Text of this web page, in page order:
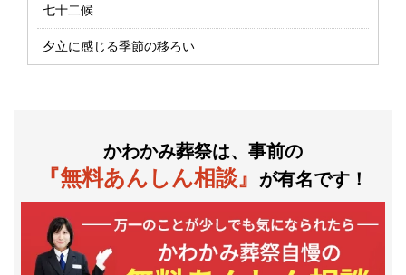
七十二候
夕立に感じる季節の移ろい
かわかみ葬祭は、事前の
『無料あんしん相談』 が有名です！